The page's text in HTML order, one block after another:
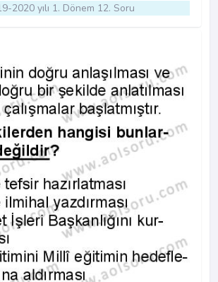
2020 yılı 1. Dönem 12. Soru